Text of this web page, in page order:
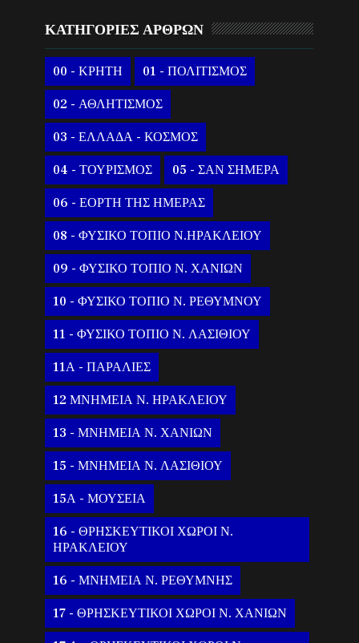
ΚΑΤΗΓΟΡΙΕΣ ΑΡΘΡΩΝ
00 - ΚΡΗΤΗ 01 - ΠΟΛΙΤΙΣΜΟΣ
02 - ΑΘΛΗΤΙΣΜΟΣ
03 - ΕΛΛΑΔΑ - ΚΟΣΜΟΣ
04 - ΤΟΥΡΙΣΜΟΣ 05 - ΣΑΝ ΣΗΜΕΡΑ
06 - ΕΟΡΤΗ ΤΗΣ ΗΜΕΡΑΣ
08 - ΦΥΣΙΚΟ ΤΟΠΙΟ Ν.ΗΡΑΚΛΕΙΟΥ
09 - ΦΥΣΙΚΟ ΤΟΠΙΟ Ν. ΧΑΝΙΩΝ
10 - ΦΥΣΙΚΟ ΤΟΠΙΟ Ν. ΡΕΘΥΜΝΟΥ
11 - ΦΥΣΙΚΟ ΤΟΠΙΟ Ν. ΛΑΣΙΘΙΟΥ
11Α - ΠΑΡΑΛΙΕΣ
12 ΜΝΗΜΕΙΑ Ν. ΗΡΑΚΛΕΙΟΥ
13 - ΜΝΗΜΕΙΑ Ν. ΧΑΝΙΩΝ
15 - ΜΝΗΜΕΙΑ Ν. ΛΑΣΙΘΙΟΥ
15Α - ΜΟΥΣΕΙΑ
16 - ΘΡΗΣΚΕΥΤΙΚΟΙ ΧΩΡΟΙ Ν.
ΗΡΑΚΛΕΙΟΥ
16 - ΜΝΗΜΕΙΑ Ν. ΡΕΘΥΜΝΗΣ
17 - ΘΡΗΣΚΕΥΤΙΚΟΙ ΧΩΡΟΙ Ν. ΧΑΝΙΩΝ